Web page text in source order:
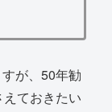
が、50年勧
ておきたい